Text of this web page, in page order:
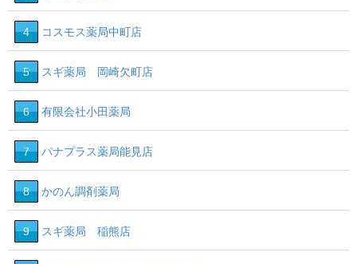
4 コスモス薬局中町店
5 スギ薬局 岡崎欠町店
6 有限会社小田薬局
7 パナプラス薬局能見店
8 かのん調剤薬局
9 スギ薬局 稲熊店